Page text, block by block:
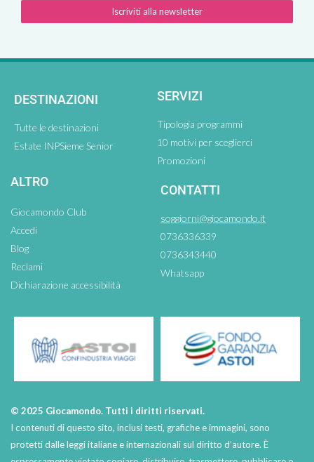
Iscriviti alla newsletter
DESTINAZIONI
Tutte le destinazioni
Estate INPSieme Senior
SERVIZI
Tipologia programmi
10 motivi per sceglierci
Promozioni
ALTRO
Giocamondo Club
Accedi
Blog
Reclami
Dichiarazione accessibilità
CONTATTI
soggiorni@giocamondo.it
0736336339
0736343440
Whatsapp
© 2025 Giocamondo. Tutti i diritti riservati.
I contenuti di questo sito, inclusi testi, grafiche e immagini, sono
protetti dalle leggi italiane e internazionali sul diritto d’autore. È